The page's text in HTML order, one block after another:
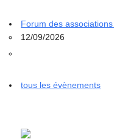
Forum des
12/09/2026
tous les évènements